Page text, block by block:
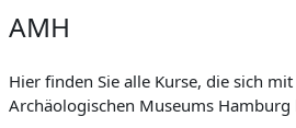
AMH
Hier finden Sie alle Kurse, die sich
Archäologischen Museums Hamburg